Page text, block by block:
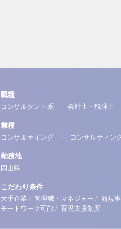
職種
コンサルタント系 会計士・税理士
業種
コンサルティング コンサルティン
勤務地
岡山県
こだわり条件
大手企業 / 管理職・マネジャー / 新規
モートワーク可能 / 育児支援制度